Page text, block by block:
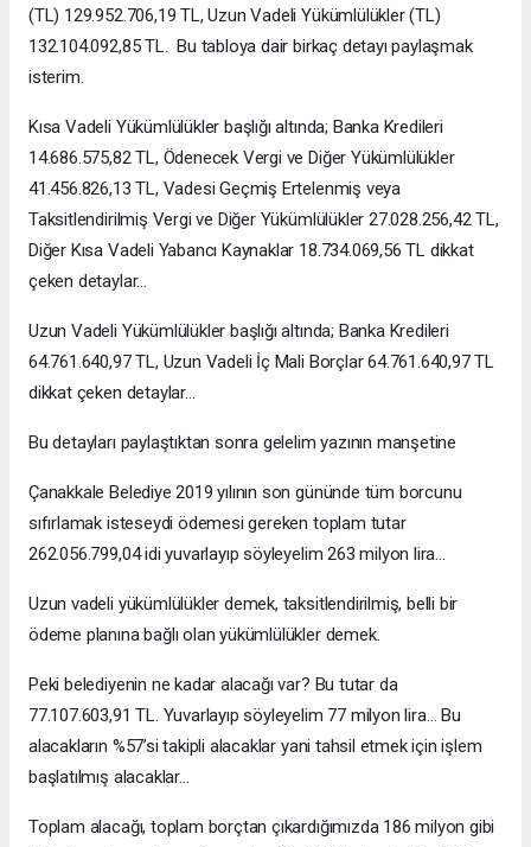
(TL) 129.952.706,19 TL, Uzun Vadeli Yükümlülükler (TL)
132.104.092,85 TL. Bu tabloya dair birkaç detayı paylaşmak
isterim.
Kısa Vadeli Yükümlülükler başlığı altında; Banka Kredileri
14.686.575,82 TL, Ödenecek Vergi ve Diğer Yükümlülükler
41.456.826,13 TL, Vadesi Geçmiş Ertelenmiş veya
Taksitlendirilmiş Vergi ve Diğer Yükümlülükler 27.028.256,42 TL,
Diğer Kısa Vadeli Yabancı Kaynaklar 18.734.069,56 TL dikkat
çeken detaylar…
Uzun Vadeli Yükümlülükler başlığı altında; Banka Kredileri
64.761.640,97 TL, Uzun Vadeli İç Mali Borçlar 64.761.640,97 TL
dikkat çeken detaylar…
Bu detayları paylaştıktan sonra gelelim yazının manşetine
Çanakkale Belediye 2019 yılının son gününde tüm borcunu
sıfırlamak isteseydi ödemesi gereken toplam tutar
262.056.799,04 idi yuvarlayıp söyleyelim 263 milyon lira…
Uzun vadeli yükümlülükler demek, taksitlendirilmiş, belli bir
ödeme planına bağlı olan yükümlülükler demek.
Peki belediyenin ne kadar alacağı var? Bu tutar da
77.107.603,91 TL. Yuvarlayıp söyleyelim 77 milyon lira… Bu
alacakların %57’si takipli alacaklar yani tahsil etmek için işlem
başlatılmış alacaklar…
Toplam alacağı, toplam borçtan çıkardığımızda 186 milyon gibi